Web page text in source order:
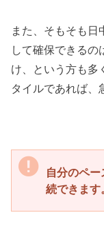
また、そもそも日
して確保できるの
け、という方も多
タイルであれば、
自分のペ
続できます